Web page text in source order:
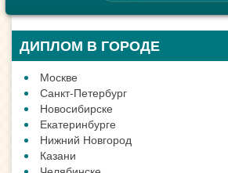
ДИПЛОМ В ГОРОДЕ
Москве
Санкт-Петербург
Новосибирске
Екатеринбурге
Нижний Новгород
Казани